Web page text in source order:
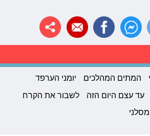
המתים המהלכים
יומני הערפד
עד עצם היום הזה
לשבור את הקרח